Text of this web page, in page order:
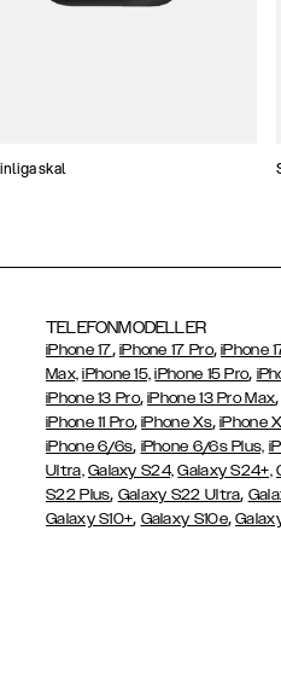
skal
TELEFONMODELLER
iPhone 17, iPhone 17 Pro,iPhone
Max, iPhone 15, iPhone 15 Pro,
iPhone 13 Pro,iPhone 13 Pro Max
iPhone 11 Pro,iPhone Xs,iPhone
iPhone 6/6s, iPhone 6/6s Plus,
Ultra, Galaxy S24, Galaxy S24+,
S22 Plus, Galaxy S22 Ultra,
Galaxy S10+, Galaxy S10e,